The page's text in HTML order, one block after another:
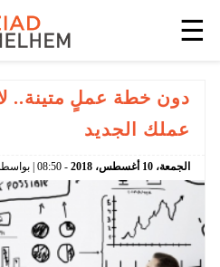
☰
دون خطة عملٍ متينة..
عملك الجديد
الجمعة، 10 أغسطس، 2018
-
08:50
|